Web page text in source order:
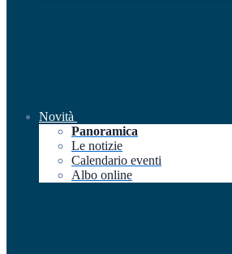
Novità
Panoramica
Le notizie
Calendario eventi
Albo online